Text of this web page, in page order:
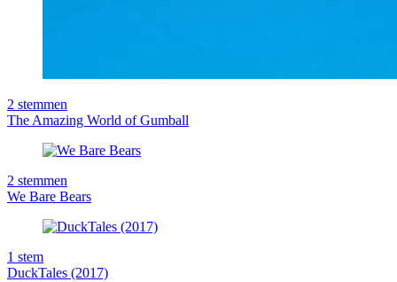
2 stemmen
The Amazing World of Gumball
2 stemmen
We Bare Bears
1 stem
DuckTales (2017)